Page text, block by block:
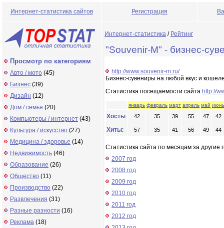
Интернет-статистика сайтов Регистрация
Просмотр по категориям
Авто / мото (45)
Бизнес (39)
Дизайн (12)
Дом / семья (20)
Компьютеры / интернет (43)
Культура / искусство (27)
Медицина / здоровье (14)
Недвижимость (46)
Образование (26)
Общество (11)
Производство (22)
Развлечения (31)
Разные разности (16)
Реклама (18)
Интернет-статистика / Рейтинг
"Souvenir-M" - бизнес-
http://www.souvenir-m.ru/
Бизнес-сувениры на любой вкус и
Статистика посещаемости сайта http://
январь февраль март апрель май июнь
Хосты: 42 35 39 55 47 42
Хиты: 57 35 41 56 49 44
Статистика сайта по месяцам за другие
2007 год
2008 год
2009 год
2010 год
2011 год
2012 год